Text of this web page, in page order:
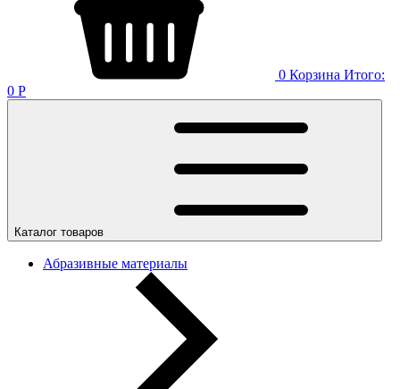
0 Корзина Итого:
0 Р
Каталог товаров
Абразивные материалы